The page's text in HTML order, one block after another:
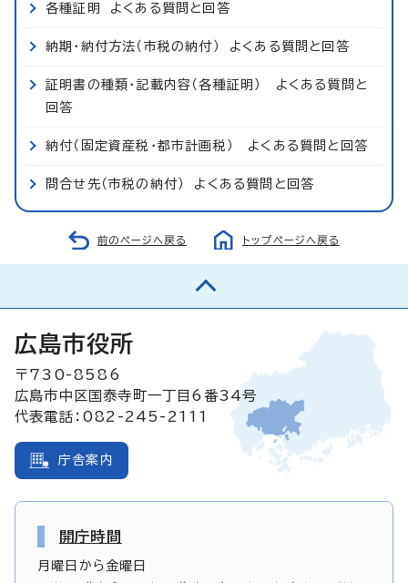
各種証明 よくある質問と回答
納期・納付方法（市税の納付） よくある質問と回答
証明書の種類・記載内容（各種証明） よくある質問と
回答
納付（固定資産税・都市計画税） よくある質問と回答
問合せ先（市税の納付） よくある質問と回答
前のページへ戻る トップページへ戻る
広島市役所
〒730-8586
広島市中区国泰寺町一丁目6番34号
代表電話：082-245-2111
庁舎案内
開庁時間
月曜日から金曜日